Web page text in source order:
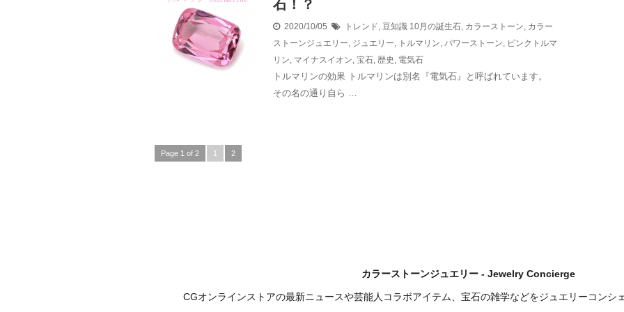
石！？
2020/10/05 トレンド, 豆知識 10月の誕生石, カラーストーン, カラー
ストーンジュエリー, ジュエリー, トルマリン, パワーストーン, ピンクトルマ
リン, マイナスイオン, 宝石, 歴史 , 電気石
トルマリンの効果 トルマリンは別名『電気石』と呼ばれています。
その名の通り自ら …
Page 1 of 2 1 2
カラーストーンジュエリー - Jewelry Concierge
CGオンラインストアの最新ニュースや芸能人コラボアイテム、宝石の雑学などをジュエリーコンシ